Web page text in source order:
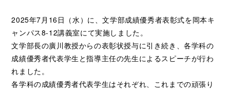
2025年7月16日（水）に、文学部成績優秀者表彰式を岡本キ
ャンパス8-12講義室にて実施しました。
文学部長の廣川教授からの表彰状授与に引き続き、各学科の
成績優秀者代表学生と指導主任の先生によるスピーチが行わ
れました。
各学科の成績優秀者代表学生はそれぞれ、これまでの頑張り